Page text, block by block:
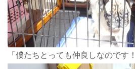
「僕たちとっても仲良しなのです！